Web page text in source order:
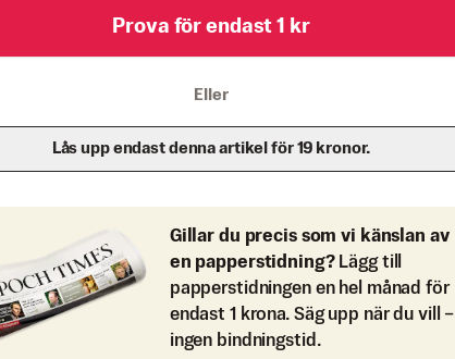
Prova för endast 1 kr
Eller
Lås upp endast denna artikel för 19 kronor.
Gillar du precis som vi känslan av
en papperstidning? Lägg till
papperstidningen en hel månad för
endast 1 krona. Säg upp när du vill –
ingen bindningstid.